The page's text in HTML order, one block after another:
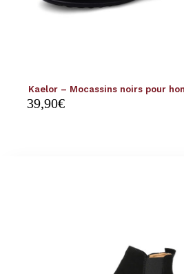
Kaelor – Mocassins noirs pour
39,90€